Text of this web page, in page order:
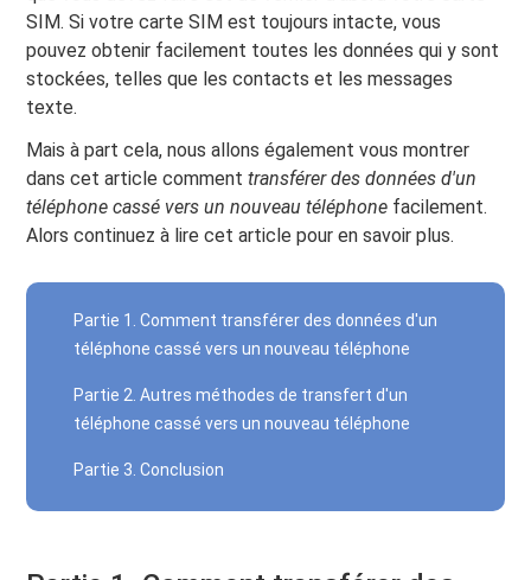
SIM. Si votre carte SIM est toujours intacte, vous
pouvez obtenir facilement toutes les données qui y sont
stockées, telles que les contacts et les messages
texte.
Mais à part cela, nous allons également vous montrer
dans cet article commenttransférer des données d'un
téléphone cassé vers un nouveau téléphone facilement.
Alors continuez à lire cet article pour en savoir plus.
Partie 1. Comment transférer des données d'un
téléphone cassé vers un nouveau téléphone
Partie 2. Autres méthodes de transfert d'un
téléphone cassé vers un nouveau téléphone
Partie 3. Conclusion